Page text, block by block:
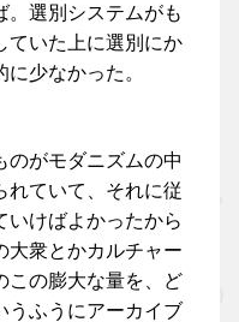
。選別システムがも
ていた上に選別にか
少なかった。
のがモダニズムの中
れていて、それに従
いけばよかったから
大衆とかカルチャー
この膨大な量を、ど
うふうにアーカイブ